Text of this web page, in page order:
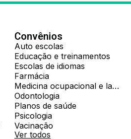
Convênios
Auto escolas
Educação e treinamentos
Escolas de idiomas
Farmácia
Medicina ocupacional e laboratorial
Odontologia
Planos de saúde
Psicologia
Vacinação
Ver todos